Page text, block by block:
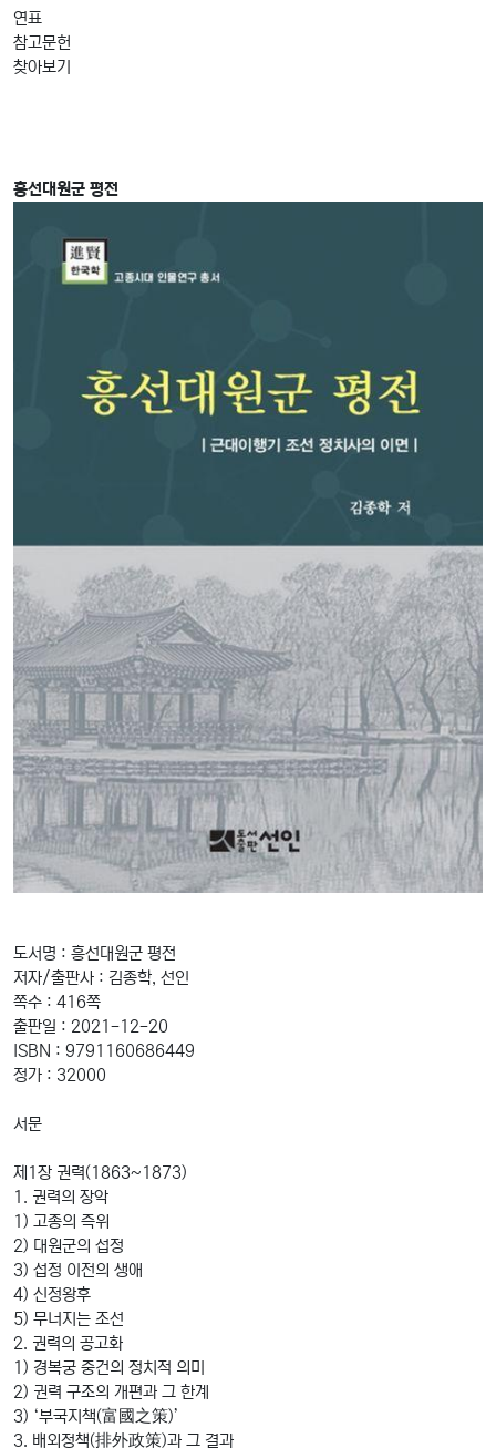
연표
참고문헌
찾아보기
흥선대원군 평전
도서명 : 흥선대원군 평전
저자/출판사 : 김종학, 선인
쪽수 : 416쪽
출판일 : 2021-12-20
ISBN : 9791160686449
정가 : 32000
서문
제1장 권력(1863~1873)
1. 권력의 장악
1) 고종의 즉위
2) 대원군의 섭정
3) 섭정 이전의 생애
4) 신정왕후
5) 무너지는 조선
2. 권력의 공고화
1) 경복궁 중건의 정치적 의미
2) 권력 구조의 개편과 그 한계
3) ‘부국지책(富國之策)’
3. 배외정책(排外政策)과 그 결과